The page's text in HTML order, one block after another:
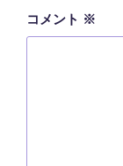
コメント ※